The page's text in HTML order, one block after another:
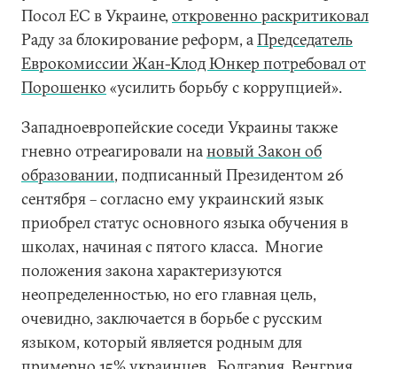
Посол ЕС в Украине, откровенно раскритиковал
Раду за блокирование реформ, аПредседатель
Еврокомиссии Жан-Клод Юнкер потребовал от
Порошенко «усилить борьбу с коррупцией».
Западноевропейские соседи Украины также
гневно отреагировали нановый Закон об
образовании, подписанный Президентом 26
сентября – согласно ему украинский язык
приобрел статус основного языка обучения в
школах, начиная с пятого класса. Многие
положения закона характеризуются
неопределенностью, но его главная цель,
очевидно, заключается в борьбе с русским
языком, который является родным для